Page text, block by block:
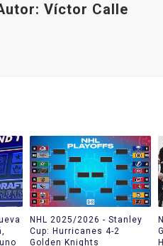
Víctor Calle
NHL 2025/2026 - Stanley
Cup: Hurricanes 4-2
Golden Knights